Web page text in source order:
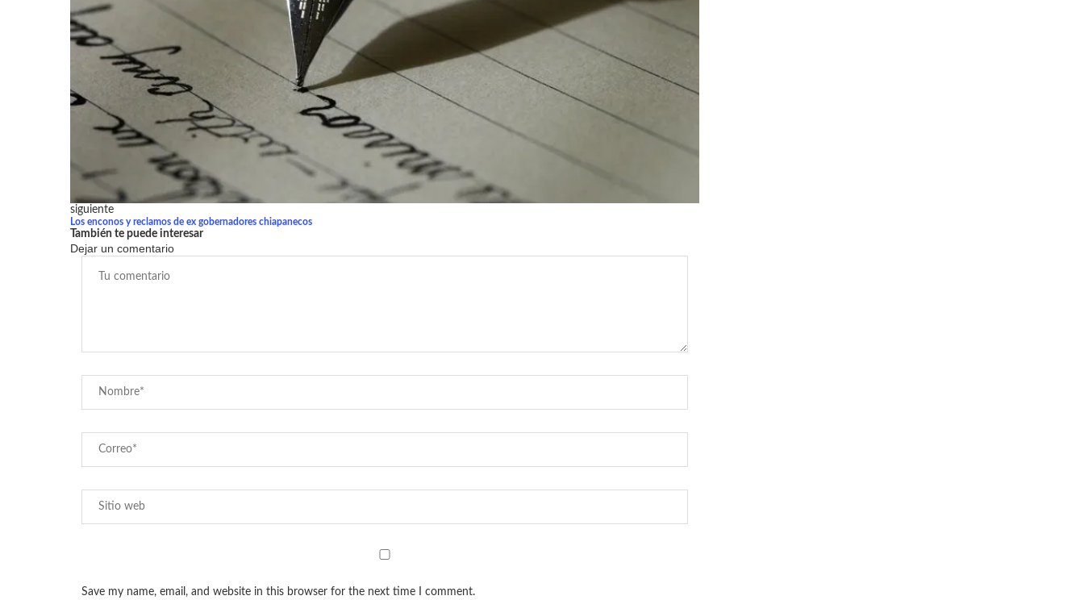
siguiente
Los enconos y reclamos de ex gobernadores chiapanecos
También te puede interesar
Dejar un comentario
Save my name, email, and website in this browser for the next time I comment.